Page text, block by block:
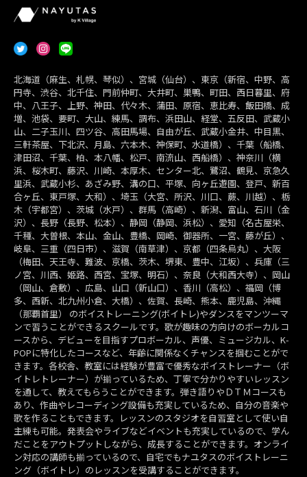
北海道（麻生、札幌、琴似）、宮城（仙台）、東京（新宿、中野、高
円寺、渋谷、北千住、門前仲町、大井町、巣鴨、町田、西日暮里、府
中、八王子、上野、神田、代々木、蒲田、原宿、恵比寿、飯田橋、成
増、池袋、要町、大山、練馬、調布、浜田山、経堂、五反田、武蔵小
山、二子玉川、四ツ谷、高田馬場、自由が丘、武蔵小金井、中目黒、
三軒茶屋、下北沢、月島、六本木、神保町、水道橋）、千葉（船橋、
津田沼、千葉、柏、本八幡、松戸、南流山、西船橋）、神奈川（横
浜、桜木町、藤沢、川崎、本厚木、センター北、鷺沼、鶴見、京急久
里浜、武蔵小杉、あざみ野、溝の口、平塚、向ヶ丘遊園、登戸、新百
合ヶ丘、東戸塚、大和）、埼玉（大宮、所沢、川口、蕨、川越）、栃
木（宇都宮）、茨城（水戸）、群馬（高崎）、新潟、富山、石川（金
沢）、長野（長野、松本）、静岡（静岡、浜松）、愛知（名古屋栄、
千種、大曽根、本山、金山、豊橋、岡崎、御器所、一宮、藤が丘）、
岐阜、三重（四日市）、滋賀（南草津）、京都（四条烏丸）、大阪
（梅田、天王寺、難波、京橋、茨木、堺東、豊中、江坂）、兵庫（三
ノ宮、川西、姫路、西宮、宝塚、明石）、奈良（大和西大寺）、岡山
（岡山、倉敷）、広島、山口（新山口）、香川（高松）、福岡（博
多、西新、北九州小倉、大橋）、佐賀、長崎、熊本、鹿児島、沖縄
（那覇首里） のボイストレーニング(ボイトレ)やダンスをマンツーマ
ンで習うことができるスクールです。歌が趣味の方向けのボーカルコ
ースから、デビューを目指すプロボーカル、声優、ミュージカル、K-
POPに特化したコースなど、年齢に関係なくチャンスを掴むことがで
きます。各校舎、教室には経験が豊富で優秀なボイストレーナー（ボ
イトレトレーナー）が揃っているため、丁寧で分かりやすいレッスン
を通して、教えてもらうことができます。弾き語りやＤＴＭコースも
あり、作曲やレコーディング設備も充実しているため、自分の音楽や
歌を作ることもできます。レッスンのスタジオを自習室として使い自
主練も可能。発表会やライブなどイベントも充実しているので、学ん
だことをアウトプットしながら、成長することができます。オンライ
ン対応の講師も揃っているので、自宅でもナユタスのボイストレーニ
ング（ボイトレ）のレッスンを受講することができます。